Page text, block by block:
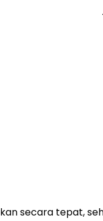
secara tepat,